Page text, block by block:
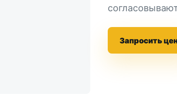
Запросить